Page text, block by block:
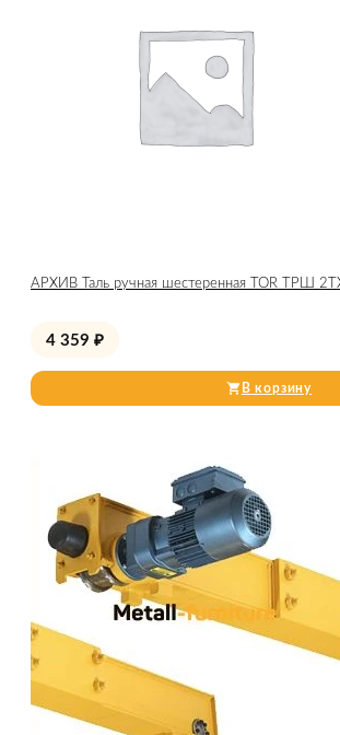
АРХИВ Таль ручная шестеренная TOR ТРШ
4 359 ₽
В корзину